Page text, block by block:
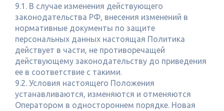
9.1. В случае изменения действующего
законодательства РФ, внесения изменений в
нормативные документы по защите
персональных данных настоящая Политика
действует в части, не противоречащей
действующему законодательству до приведения
ее в соответствие с такими.
9.2. Условия настоящего Положения
устанавливаются, изменяются и отменяются
Оператором в одностороннем порядке. Новая